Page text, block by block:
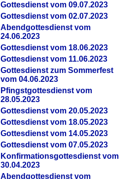
Gottesdienst vom 09.07.2023
Gottesdienst vom 02.07.2023
Abendgottesdienst vom
24.06.2023
Gottesdienst vom 18.06.2023
Gottesdienst vom 11.06.2023
Gottesdienst zum Sommerfest
vom 04.06.2023
Pfingstgottesdienst vom
28.05.2023
Gottesdienst vom 20.05.2023
Gottesdienst vom 18.05.2023
Gottesdienst vom 14.05.2023
Gottesdienst vom 07.05.2023
Konfirmationsgottesdienst vom
30.04.2023
Abendgottesdienst vom